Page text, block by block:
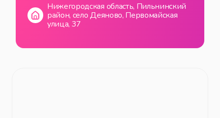
Нижегородская область, Пильнинский
район, село Деяново, Первомайская
улица, 37